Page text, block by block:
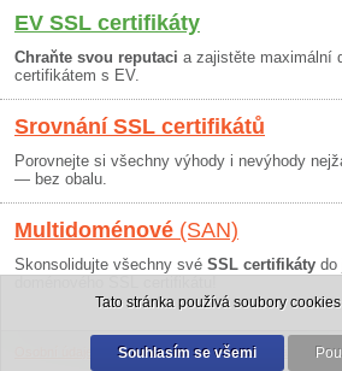
EV SSL certifikáty
Chraňte svou reputaci a zajistěte maximální
certifikátem s EV.
Srovnání SSL certifikátů
Porovnejte si všechny výhody i nevýhody
— bez obalu.
Multidoménové (SAN)
Skonsolidujte všechny své SSL certifikáty do
Obchodní podmínky|30 dní záruka
Tato stránka používá soubory
Souhlasím se všemi